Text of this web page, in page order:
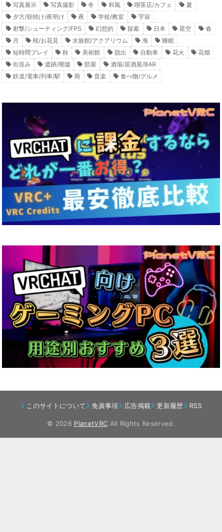
写真展示
写真撮影 冬 和風 喫茶店/カフェ
夏
夕方/朝焼け/夜明け
夜 学校/教室
宇宙
射撃/シューティング/FPS
幻想的 探索 日本 星空
春
月
桜/お花見 水族館/アクアリウム 海
睡眠
短時間プレイ
秋 美術館 脱出 自動車 花火
花畑
街並み
遺跡/廃墟 部屋
酒場/居酒屋/BAR
鉄道/電車/列車/駅
雨 音楽 食べ物/グルメ
このサイトについて 免責事項 広告掲載 更新履歴 RSS
© 2026 PlanetVRC All Rights Reserved.